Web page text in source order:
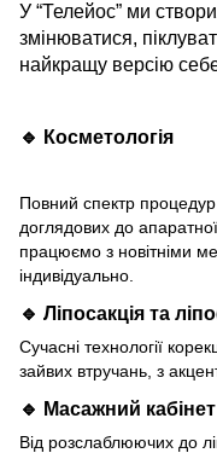
У “Телейос” ми
змінюватися,
найкращу версію
🔹 Косметологія
Повний спектр
доглядових до апаратної
працюємо з новітніми
індивідуально.
🔹 Ліпосакція та
Сучасні технології
зайвих втручань, з
🔹 Масажний кабінет
Від розслаблюючих до